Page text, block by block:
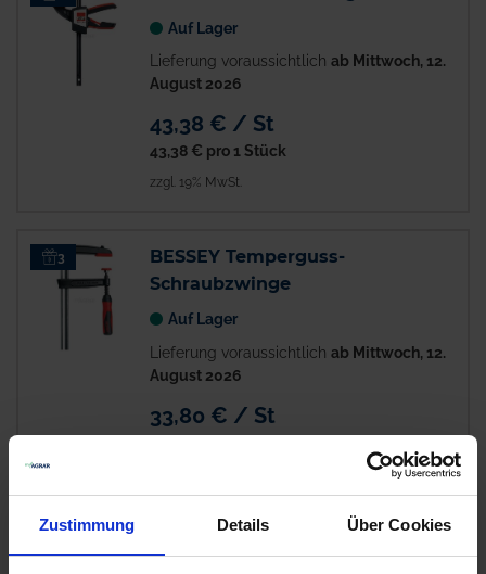
Zustimmung Details Über Cookies
Auf Lager
Lieferung voraussichtlich ab Mittwoch, 12.
August 2026
43,38 € / St
43,38 € pro 1 Stück
zzgl. 19% MwSt.
3
BESSEY Temperguss-
Schraubzwinge
Auf Lager
Lieferung voraussichtlich ab Mittwoch, 12.
August 2026
33,80 € / St